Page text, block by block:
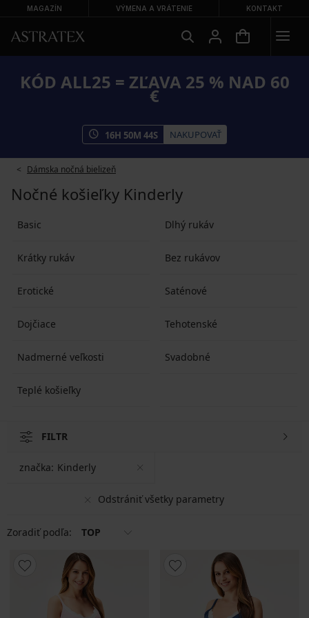
MAGAZÍN VÝMENA A VRÁTENIE KONTAKT
KÓD ALL25 = ZĽAVA 25 % NAD 60
€
16H 50M 44S NAKUPOVAŤ
Dámska nočná bielizeň
Nočné košieľky Kinderly
Basic Dlhý rukáv
Krátky rukáv Bez rukávov
Erotické Saténové
Dojčiace Tehotenské
Nadmerné veľkosti Svadobné
Teplé košieľky
FILTR
Odstrániť všetky parametry
značka: Kinderly
Zoradiť podľa: TOP